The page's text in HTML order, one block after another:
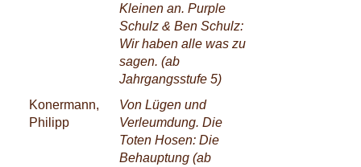
Kleinen an. Purple
Schulz & Ben Schulz:
Wir haben alle was zu
sagen. (ab
Jahrgangsstufe 5)
Konermann,
Philipp
Von Lügen und
Verleumdung. Die
Toten Hosen: Die
Behauptung (ab